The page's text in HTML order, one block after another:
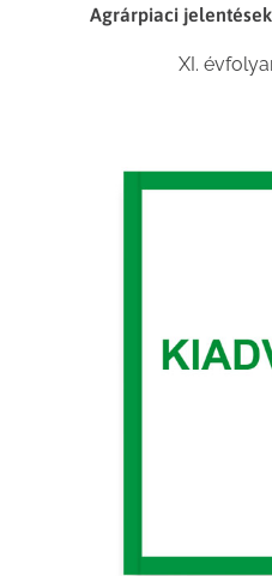
Agrárpiaci
XI.